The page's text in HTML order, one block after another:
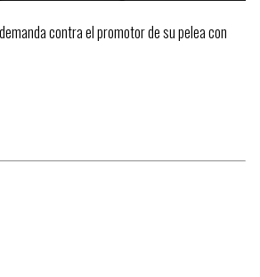
contra el promotor de su pelea con